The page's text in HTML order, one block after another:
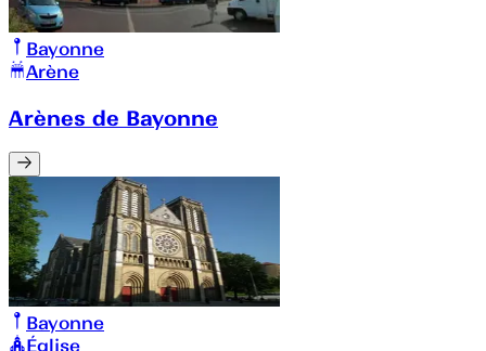
Bayonne
Arène
Arènes de Bayonne
Bayonne
Église